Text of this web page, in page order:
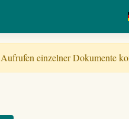
einzelner Dokumente